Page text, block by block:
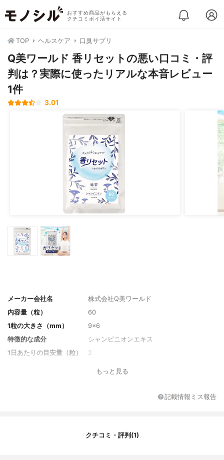
おすすめ商品がもらえる
クチコミポイ活サイト
TOP ヘルスケア 口臭サプリ
Q美ワールド 香リセットの悪い口コミ・評
判は？実際に使ったリアルな本音レビュー
1件
3.01
メーカー会社名
株式会社Q美ワールド
内容量（粒）
60
1粒の大きさ（mm）
9×6
特徴的な成分
シャンピニオンエキス
1日あたりの目安量（粒）
2
もっと見る
記載情報ミス報告
クチコミ・評判(1)